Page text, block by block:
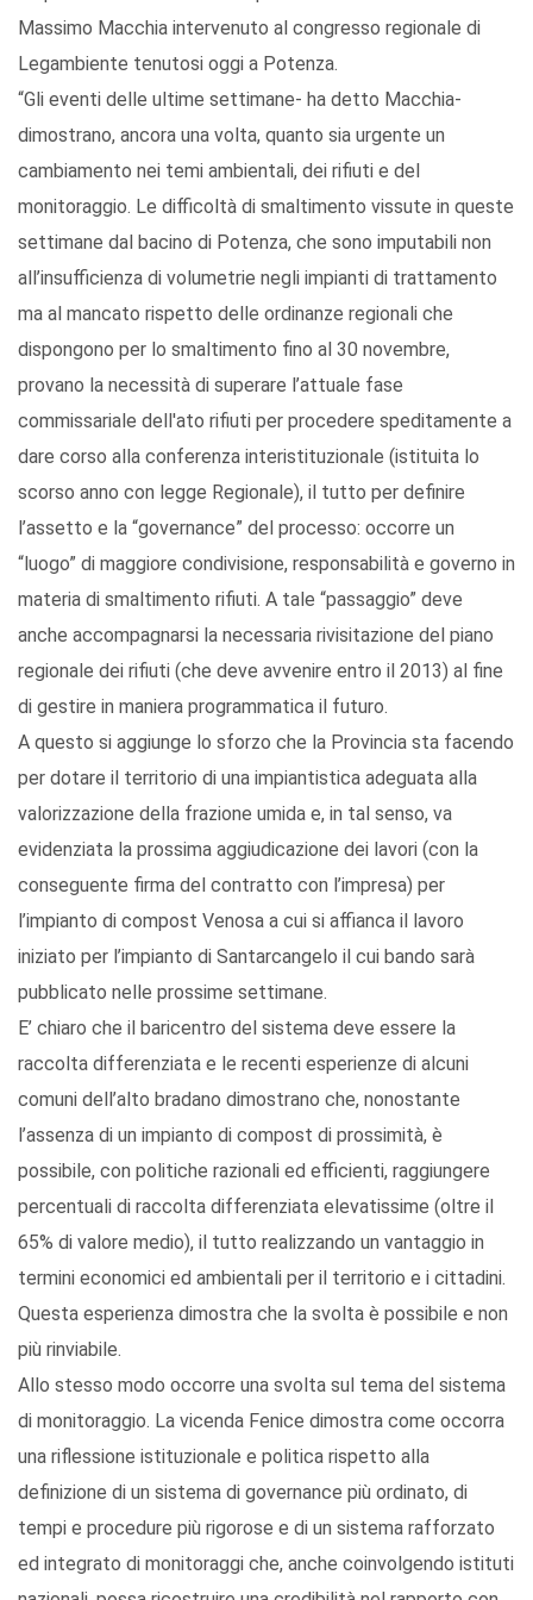
Massimo Macchia intervenuto al congresso regionale di
Legambiente tenutosi oggi a Potenza.
“Gli eventi delle ultime settimane- ha detto Macchia-
dimostrano, ancora una volta, quanto sia urgente un
cambiamento nei temi ambientali, dei rifiuti e del
monitoraggio. Le difficoltà di smaltimento vissute in queste
settimane dal bacino di Potenza, che sono imputabili non
all’insufficienza di volumetrie negli impianti di trattamento
ma al mancato rispetto delle ordinanze regionali che
dispongono per lo smaltimento fino al 30 novembre,
provano la necessità di superare l’attuale fase
commissariale dell'ato rifiuti per procedere speditamente a
dare corso alla conferenza interistituzionale (istituita lo
scorso anno con legge Regionale), il tutto per definire
l’assetto e la “governance” del processo: occorre un
“luogo” di maggiore condivisione, responsabilità e governo in
materia di smaltimento rifiuti. A tale “passaggio” deve
anche accompagnarsi la necessaria rivisitazione del piano
regionale dei rifiuti (che deve avvenire entro il 2013) al fine
di gestire in maniera programmatica il futuro.
A questo si aggiunge lo sforzo che la Provincia sta facendo
per dotare il territorio di una impiantistica adeguata alla
valorizzazione della frazione umida e, in tal senso, va
evidenziata la prossima aggiudicazione dei lavori (con la
conseguente firma del contratto con l’impresa) per
l’impianto di compost Venosa a cui si affianca il lavoro
iniziato per l’impianto di Santarcangelo il cui bando sarà
pubblicato nelle prossime settimane.
E’ chiaro che il baricentro del sistema deve essere la
raccolta differenziata e le recenti esperienze di alcuni
comuni dell’alto bradano dimostrano che, nonostante
l’assenza di un impianto di compost di prossimità, è
possibile, con politiche razionali ed efficienti, raggiungere
percentuali di raccolta differenziata elevatissime (oltre il
65% di valore medio), il tutto realizzando un vantaggio in
termini economici ed ambientali per il territorio e i cittadini.
Questa esperienza dimostra che la svolta è possibile e non
più rinviabile.
Allo stesso modo occorre una svolta sul tema del sistema
di monitoraggio. La vicenda Fenice dimostra come occorra
una riflessione istituzionale e politica rispetto alla
definizione di un sistema di governance più ordinato, di
tempi e procedure più rigorose e di un sistema rafforzato
ed integrato di monitoraggi che, anche coinvolgendo istituti